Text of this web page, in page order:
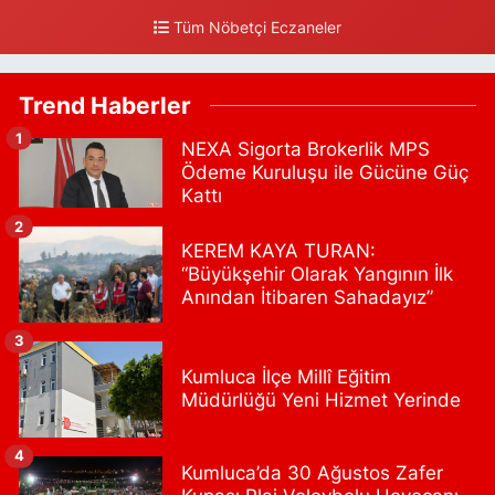
0 (212) 552 25 29 Yol Tarifi Al
Akşemsettin Mahallesi, Akdeniz Caddesi No:12 A Fatih İstanbul
0 (212) 635 03 83 Yol Tarifi Al
Tersane İstanbul Eczanesi
Camiikebir Mahallesi, Taşkızak Tersanesi Caddesi No:6 6B
Kasımpaşa Beyoğlu İstanbul
0 (533) 395 65 65 Yol Tarifi Al
Nuh Eczanesi
Fetih Mahallesi, Hicazkar Sokak, Bağkur Sitesi No:10 1A Ataşehir
İstanbul
0 (216) 324 46 96
Yaman Eczanesi
Tüm Nöbetçi Eczaneler
Trend Haberler
NEXA Sigorta Brokerlik MPS
Ödeme Kuruluşu ile Gücüne Güç
Kattı
1
KEREM KAYA TURAN:
“Büyükşehir Olarak Yangının İlk
Anından İtibaren Sahadayız”
2
Kumluca İlçe Millî Eğitim
Müdürlüğü Yeni Hizmet Yerinde
3
Kumluca’da 30 Ağustos Zafer
4